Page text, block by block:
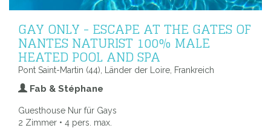
GAY ONLY - ESCAPE AT THE GATES OF
NANTES NATURIST 100% MALE
HEATED POOL AND SPA
Pont Saint-Martin (44), Länder der Loire, Frankreich
Fab & Stéphane
Guesthouse Nur für Gays
2 Zimmer • 4 pers. max.